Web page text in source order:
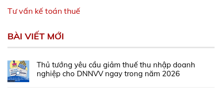
Tư vấn kế toán thuế
BÀI VIẾT MỚI
Thủ tướng yêu cầu giảm thuế thu nhập doanh
nghiệp cho DNNVV ngay trong năm 2026